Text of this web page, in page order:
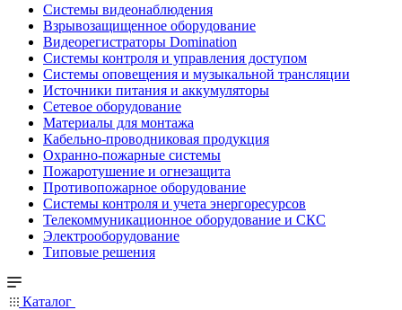
Системы видеонаблюдения
Взрывозащищенное оборудование
Видеорегистраторы Domination
Системы контроля и управления доступом
Системы оповещения и музыкальной трансляции
Источники питания и аккумуляторы
Сетевое оборудование
Материалы для монтажа
Кабельно-проводниковая продукция
Охранно-пожарные системы
Пожаротушение и огнезащита
Противопожарное оборудование
Системы контроля и учета энергоресурсов
Телекоммуникационное оборудование и СКС
Электрооборудование
Типовые решения
Каталог